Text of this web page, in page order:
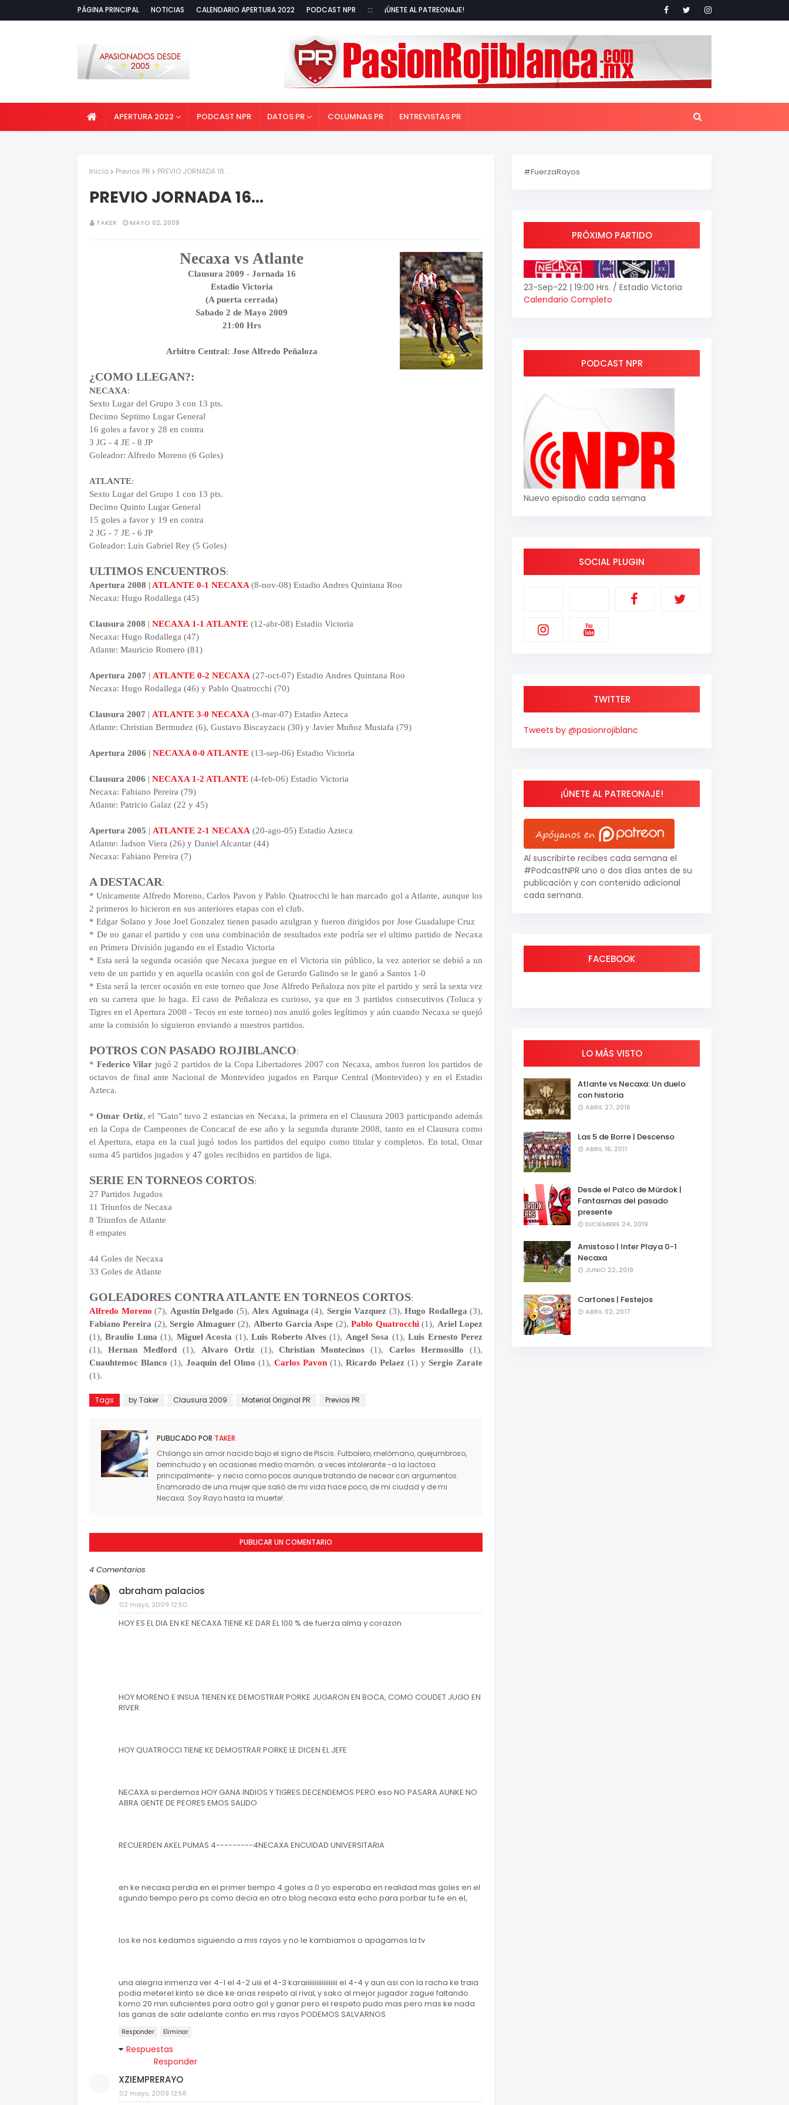
PÁGINA PRINCIPAL NOTICIAS CALENDARIO APERTURA 2022 PODCAST NPR ::: ¡ÚNETE AL PATREONAJE!
APERTURA 2022 PODCAST NPR DATOS PR COLUMNAS PR ENTREVISTAS PR
Inicio Previos PR PREVIO JORNADA 16...
PREVIO JORNADA 16...
TAKER MAYO 02, 2009
Necaxa vs Atlante
Clausura 2009 - Jornada 16
Estadio Victoria
(A puerta cerrada)
Sabado 2 de Mayo 2009
21:00 Hrs
Arbitro Central: Jose Alfredo Peñaloza
¿COMO LLEGAN?:
NECAXA:
Sexto Lugar del Grupo 3 con 13 pts.
Decimo Septimo Lugar General
16 goles a favor y 28 en contra
3 JG - 4 JE - 8 JP
Goleador: Alfredo Moreno (6 Goles)
ATLANTE:
Sexto Lugar del Grupo 1 con 13 pts.
Decimo Quinto Lugar General
15 goles a favor y 19 en contra
2 JG - 7 JE - 6 JP
Goleador: Luis Gabriel Rey (5 Goles)
ULTIMOS ENCUENTROS:
Apertura 2008 | ATLANTE 0-1 NECAXA (8-nov-08) Estadio Andres Quintana Roo
Necaxa: Hugo Rodallega (45)
Clausura 2008 | NECAXA 1-1 ATLANTE (12-abr-08) Estadio Victoria
Necaxa: Hugo Rodallega (47)
Atlante: Mauricio Romero (81)
Apertura 2007 | ATLANTE 0-2 NECAXA (27-oct-07) Estadio Andres Quintana Roo
Necaxa: Hugo Rodallega (46) y Pablo Quatrocchi (70)
Clausura 2007 | ATLANTE 3-0 NECAXA (3-mar-07) Estadio Azteca
Atlante: Christian Bermudez (6), Gustavo Biscayzacu (30) y Javier Muñoz Mustafa (79)
Apertura 2006 | NECAXA 0-0 ATLANTE (13-sep-06) Estadio Victoria
Clausura 2006 | NECAXA 1-2 ATLANTE (4-feb-06) Estadio Victoria
Necaxa: Fabiano Pereira (79)
Atlante: Patricio Galaz (22 y 45)
Apertura 2005 | ATLANTE 2-1 NECAXA (20-ago-05) Estadio Azteca
Atlante: Jadson Viera (26) y Daniel Alcantar (44)
Necaxa: Fabiano Pereira (7)
A DESTACAR:
* Unicamente Alfredo Moreno, Carlos Pavon y Pablo Quatrocchi le han marcado gol a Atlante, aunque los
2 primeros lo hicieron en sus anteriores etapas con el club.
* Edgar Solano y Jose Joel Gonzalez tienen pasado azulgran y fueron dirigidos por Jose Guadalupe Cruz
* De no ganar el partido y con una combinación de resultados este podría ser el ultimo partido de Necaxa
en Primera División jugando en el Estadio Victoria
* Esta será la segunda ocasión que Necaxa juegue en el Victoria sin público, la vez anterior se debió a un
veto de un partido y en aquella ocasión con gol de Gerardo Galindo se le ganó a Santos 1-0
* Esta será la tercer ocasión en este torneo que Jose Alfredo Peñaloza nos pite el partido y será la sexta vez
en su carrera que lo haga. El caso de Peñaloza es curioso, ya que en 3 partidos consecutivos (Toluca y
Tigres en el Apertura 2008 - Tecos en este torneo) nos anuló goles legítimos y aún cuando Necaxa se quejó
ante la comisión lo siguieron enviando a nuestros partidos.
POTROS CON PASADO ROJIBLANCO:
* Federico Vilar jugó 2 partidos de la Copa Libertadores 2007 con Necaxa, ambos fueron los partidos de
octavos de final ante Nacional de Montevideo jugados en Parque Central (Montevideo) y en el Estadio
Azteca.
*Omar Ortiz, el "Gato" tuvo 2 estancias en Necaxa, la primera en el Clausura 2003 participando además
en la Copa de Campeones de Concacaf de ese año y la segunda durante 2008, tanto en el Clausura como
el Apertura, etapa en la cual jugó todos los partidos del equipo como titular y completos. En total, Omar
suma 45 partidos jugados y 47 goles recibidos en partidos de liga.
SERIE EN TORNEOS CORTOS:
27 Partidos Jugados
11 Triunfos de Necaxa
8 Triunfos de Atlante
8 empates
44 Goles de Necaxa
33 Goles de Atlante
GOLEADORES CONTRA ATLANTE EN TORNEOS CORTOS:
Alfredo Moreno (7), Agustin Delgado (5), Alex Aguinaga (4), Sergio Vazquez (3), Hugo Rodallega (3),
Fabiano Pereira (2),Sergio Almaguer(2), Alberto Garcia Aspe (2),Pablo Quatrocchi(1), Ariel Lopez
(1),Braulio Luna(1), Miguel Acosta (1),Luis Roberto Alves(1), Angel Sosa (1),Luis Ernesto Perez
(1), Hernan Medford(1), Alvaro Ortiz(1),Christian Montecinos (1),Carlos Hermosillo (1),
Cuauhtemoc Blanco (1), Joaquin del Olmo (1), Carlos Pavon (1), Ricardo Pelaez (1) y Sergio Zarate
(1).
Tags by Taker Clausura 2009 Material Original PR Previos PR
PUBLICADO POR TAKER
Chilango sin amor nacido bajo el signo de Piscis. Futbolero, melómano, quejumbroso,
berrinchudo y en ocasiones medio mamón; a veces intolerante -a la lactosa
principalmente- y necio como pocos aunque tratando de necear con argumentos.
Enamorado de una mujer que salió de mi vida hace poco, de mi ciudad y de mi
Necaxa. Soy Rayo hasta la muerte!.
PUBLICAR UN COMENTARIO
4 Comentarios
abraham palacios
02 mayo, 2009 12:50
HOY ES EL DIA EN KE NECAXA TIENE KE DAR EL 100 % de fuerza alma y corazon
HOY MORENO E INSUA TIENEN KE DEMOSTRAR PORKE JUGARON EN BOCA, COMO COUDET JUGO EN
RIVER.
HOY QUATROCCI TIENE KE DEMOSTRAR PORKE LE DICEN EL JEFE
NECAXA si perdemos HOY GANA INDIOS Y TIGRES DECENDEMOS PERO eso NO PASARA AUNKE NO
ABRA GENTE DE PEORES EMOS SALIDO
RECUERDEN AKEL PUMAS 4---------4NECAXA ENCUIDAD UNIVERSITARIA
en ke necaxa perdia en el primer tiempo 4 goles a 0 yo esperaba en realidad mas goles en el
sgundo tiempo pero ps como decia en otro blog necaxa esta echo para porbar tu fe en el,
los ke nos kedamos siguiendo a mis rayos y no le kambiamos o apagamos la tv
una alegria inmenza ver 4-1 el 4-2 uiii el 4-3 karaiiiiiiiiiiiiiiiiii el 4-4 y aun asi con la racha ke traia
podia meterel kinto se dice ke arias respeto al rivaL y sako al mejor jugador zague faltando
komo 20 min suficientes para ootro gol y ganar pero el respeto pudo mas pero mas ke nada
las ganas de salir adelante confio en mis rayos PODEMOS SALVARNOS
Responder Eliminar
Respuestas
Responder
XZIEMPRERAYO
02 mayo, 2009 12:58
#FuerzaRayos
PRÓXIMO PARTIDO
23-Sep-22 | 19:00 Hrs. / Estadio Victoria
Calendario Completo
PODCAST NPR
Nuevo episodio cada semana
SOCIAL PLUGIN
TWITTER
Tweets by @pasionrojiblanc
¡ÚNETE AL PATREONAJE!
Al suscribirte recibes cada semana el
#PodcastNPR uno o dos días antes de su
publicación y con contenido adicional
cada semana.
FACEBOOK
LO MÁS VISTO
Atlante vs Necaxa: Un duelo
con historia
ABRIL 27, 2016
Las 5 de Borre | Descenso
ABRIL 16, 2011
Desde el Palco de Mürdok |
Fantasmas del pasado
presente
DICIEMBRE 24, 2019
Amistoso | Inter Playa 0-1
Necaxa
JUNIO 22, 2019
Cartones | Festejos
ABRIL 02, 2017